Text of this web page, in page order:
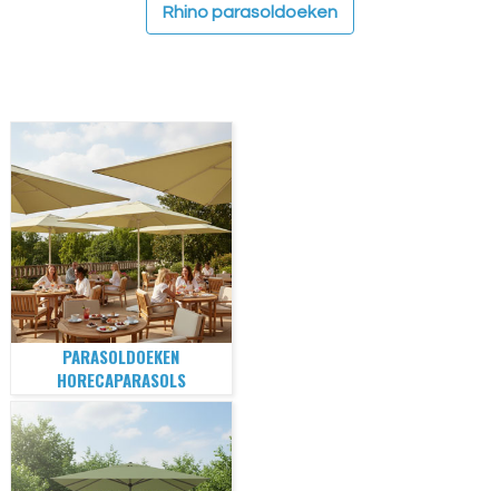
Rhino parasoldoeken
PARASOLDOEKEN
HORECAPARASOLS